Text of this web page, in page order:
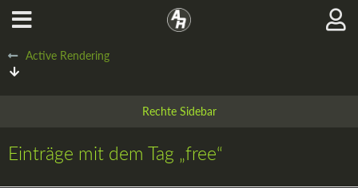
Active Rendering
Einträge mit dem Tag „free“